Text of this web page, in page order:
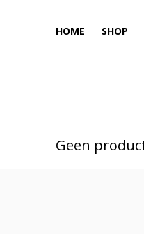
HOME SHOP
Geen